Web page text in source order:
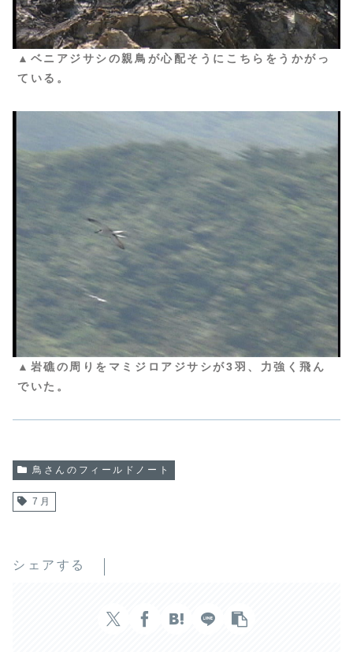
▲ベニアジサシの親鳥が心配そうにこちらをうかがっ
ている。
▲岩礁の周りをマミジロアジサシが3羽、力強く飛ん
でいた。
鳥さんのフィールドノート
7月
シェアする